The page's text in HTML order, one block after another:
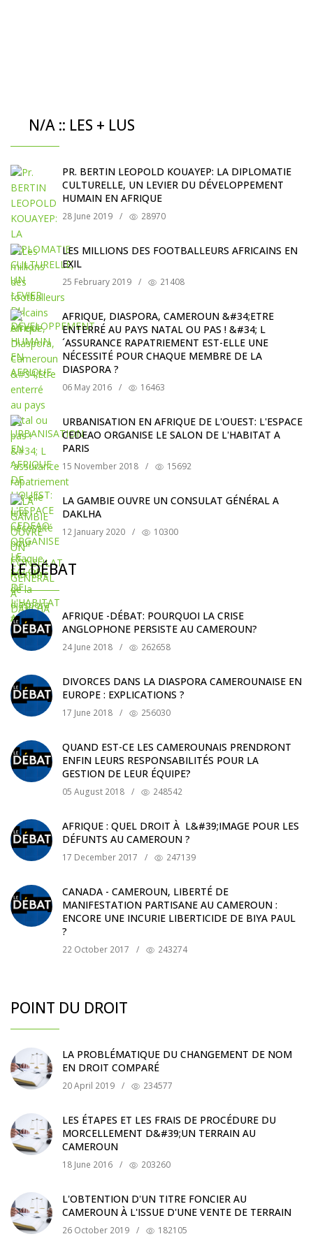
N/A :: LES + LUS
PR. BERTIN LEOPOLD KOUAYEP: LA DIPLOMATIE
CULTURELLE, UN LEVIER DU DÉVELOPPEMENT
HUMAIN EN AFRIQUE
28 June 2019 / 28970
LES MILLIONS DES FOOTBALLEURS AFRICAINS EN
EXIL
25 February 2019 / 21408
AFRIQUE, DIASPORA, CAMEROUN &#34;ETRE
ENTERRÉ AU PAYS NATAL OU PAS ! &#34; L
´ASSURANCE RAPATRIEMENT EST-ELLE UNE
NÉCESSITÉ POUR CHAQUE MEMBRE DE LA
DIASPORA ?
06 May 2016 / 16463
URBANISATION EN AFRIQUE DE L'OUEST: L'ESPACE
CEDEAO ORGANISE LE SALON DE L'HABITAT A
PARIS
15 November 2018 / 15692
LA GAMBIE OUVRE UN CONSULAT GÉNÉRAL A
DAKLHA
12 January 2020 / 10300
LE DÉBAT
AFRIQUE -DÉBAT: POURQUOI LA CRISE
ANGLOPHONE PERSISTE AU CAMEROUN?
24 June 2018 / 262658
DIVORCES DANS LA DIASPORA CAMEROUNAISE EN
EUROPE : EXPLICATIONS ?
17 June 2018 / 256030
QUAND EST-CE LES CAMEROUNAIS PRENDRONT
ENFIN LEURS RESPONSABILITÉS POUR LA
GESTION DE LEUR ÉQUIPE?
05 August 2018 / 248542
AFRIQUE : QUEL DROIT À L&#39;IMAGE POUR LES
DÉFUNTS AU CAMEROUN ?
17 December 2017 / 247139
CANADA - CAMEROUN, LIBERTÉ DE
MANIFESTATION PARTISANE AU CAMEROUN :
ENCORE UNE INCURIE LIBERTICIDE DE BIYA PAUL
?
22 October 2017 / 243274
POINT DU DROIT
LA PROBLÉMATIQUE DU CHANGEMENT DE NOM
EN DROIT COMPARÉ
20 April 2019 / 234577
LES ÉTAPES ET LES FRAIS DE PROCÉDURE DU
MORCELLEMENT D&#39;UN TERRAIN AU
CAMEROUN
18 June 2016 / 203260
L'OBTENTION D'UN TITRE FONCIER AU
CAMEROUN À L'ISSUE D'UNE VENTE DE TERRAIN
26 October 2019 / 182105